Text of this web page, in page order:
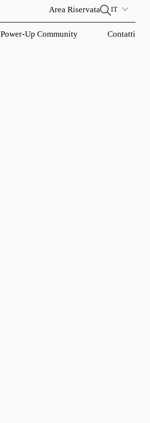
Area Riservata IT
Power-Up Community Contatti